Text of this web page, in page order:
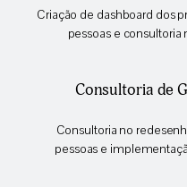
Criação de dashboard dos
pessoas e
Consultoria de
Consultoria no
pessoas e